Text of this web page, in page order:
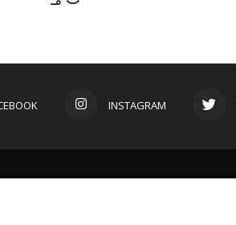
INSTAGRAM